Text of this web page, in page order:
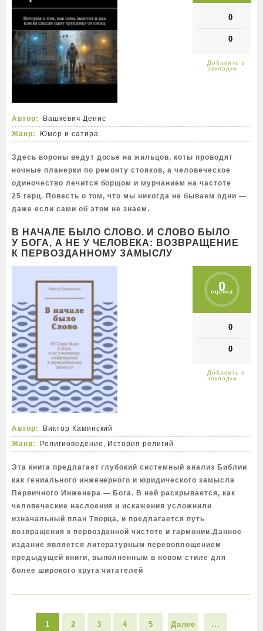
0
0
Автор:
Вашкевич Денис
Жанр:
Юмор и сатира
Здесь вороны ведут досье на жильцов, коты проводят
ночные планерки по ремонту стояков, а человеческое
одиночество лечится борщом и мурчанием на частоте
25 герц. Повесть о том, что мы никогда не бываем одни —
даже если сами об этом не знаем.
В НАЧАЛЕ БЫЛО СЛОВО. И СЛОВО БЫЛО
У БОГА, А НЕ У ЧЕЛОВЕКА: ВОЗВРАЩЕНИЕ
К ПЕРВОЗДАННОМУ ЗАМЫСЛУ
0
оценка
0
0
Автор:
Виктор Каминский
Жанр:
Религиоведение, История религий
Эта книга предлагает глубокий системный анализ Библии
как гениального инженерного и юридического замысла
Первичного Инженера — Бога. В ней раскрывается, как
человеческие наслоения и искажения усложнили
изначальный план Творца, и предлагается путь
возвращения к первозданной чистоте и гармонии.Данное
издание является литературным перевоплощением
предыдущей книги, выполненным в новом стиле для
более широкого круга читателей
1 2 3 4 5 Далее ...